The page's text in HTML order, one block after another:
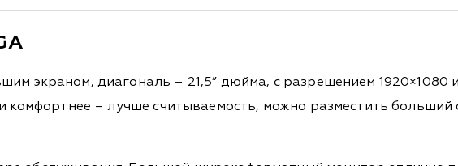
экраном, диагональ – 21,5” дюйма, с разрешением 1920×1080
комфортнее – лучше считываемость, можно разместить